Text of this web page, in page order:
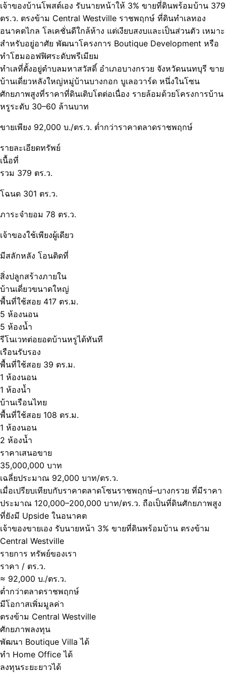
เจ้าของบ้านโพสต์เอง รับนายหน้าให้ 3% ขายที่ดินพร้อมบ้าน 379
ตร.ว. ตรงข้าม Central Westville ราชพฤกษ์ ที่ดินทำเลทอง
อนาคตไกล โลเคชั่นดีใกล้ห้าง แต่เงียบสงบและเป็นส่วนตัว เหมาะ
สำหรับอยู่อาศัย พัฒนาโครงการ Boutique Development หรือ
ทำโฮมออฟฟิศระดับพรีเมียม
ทำเลที่ตั้งอยู่ตำบลมหาสวัสดิ์ อำเภอบางกรวย จังหวัดนนทบุรี ขาย
บ้านเดี่ยวหลังใหญ่หมู่บ้านบางกอก บูเลอวาร์ด หนึ่งในโซน
ศักยภาพสูงที่ราคาที่ดินเติบโตต่อเนื่อง รายล้อมด้วยโครงการบ้าน
หรูระดับ 30–60 ล้านบาท
ขายเพียง 92,000 บ./ตร.ว. ต่ำกว่าราคาตลาดราชพฤกษ์
รายละเอียดทรัพย์
เนื้อที่
รวม 379 ตร.ว.
โฉนด 301 ตร.ว.
ภาระจำยอม 78 ตร.ว.
เจ้าของใช้เพียงผู้เดียว
มีสลักหลัง โอนติดที่
สิ่งปลูกสร้างภายใน
บ้านเดี่ยวขนาดใหญ่
พื้นที่ใช้สอย 417 ตร.ม.
5 ห้องนอน
5 ห้องน้ำ
รีโนเวทต่อยอดบ้านหรูได้ทันที
เรือนรับรอง
พื้นที่ใช้สอย 39 ตร.ม.
1 ห้องนอน
1 ห้องน้ำ
บ้านเรือนไทย
พื้นที่ใช้สอย 108 ตร.ม.
1 ห้องนอน
2 ห้องน้ำ
ราคาเสนอขาย
35,000,000 บาท
เฉลี่ยประมาณ 92,000 บาท/ตร.ว.
เมื่อเปรียบเทียบกับราคาตลาดโซนราชพฤกษ์–บางกรวย ที่มีราคา
ประมาณ 120,000–200,000 บาท/ตร.ว. ถือเป็นที่ดินศักยภาพสูง
ที่ยังมี Upside ในอนาคต
เจ้าของขายเอง รับนายหน้า 3% ขายที่ดินพร้อมบ้าน ตรงข้าม
Central Westville
รายการ ทรัพย์ของเรา
ราคา / ตร.ว.
≈ 92,000 บ./ตร.ว.
ต่ำกว่าตลาดราชพฤกษ์
มีโอกาสเพิ่มมูลค่า
ตรงข้าม Central Westville
ศักยภาพลงทุน
พัฒนา Boutique Villa ได้
ทำ Home Office ได้
ลงทุนระยะยาวได้